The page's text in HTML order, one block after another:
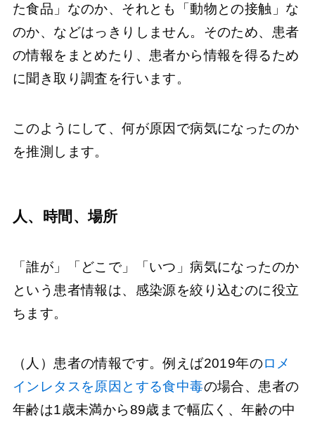
た食品」なのか、それとも「動物との接触」な
のか、などはっきりしません。そのため、患者
の情報をまとめたり、患者から情報を得るため
に聞き取り調査を行います。
このようにして、何が原因で病気になったのか
を推測します。
人、時間、場所
「誰が」「どこで」「いつ」病気になったのか
という患者情報は、感染源を絞り込むのに役立
ちます。
（人）患者の情報です。例えば2019年のロメ
インレタスを原因とする食中毒の場合、患者の
年齢は1歳未満から89歳まで幅広く、年齢の中